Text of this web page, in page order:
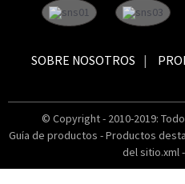
SOBRE NOSOTROS
© Copyright - 2010-2019:
Guía de productos -Productos
del sitio.xml-